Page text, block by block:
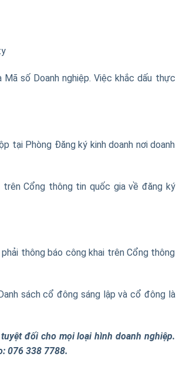
số Doanh nghiệp. Việc khắc dấu thực
tại Phòng Đăng ký kinh doanh nơi doanh
Cổng thông tin quốc gia về đăng ký
thông báo công khai trên Cổng thông
sách cổ đông sáng lập và cổ đông là
đối cho mọi loại hình doanh nghiệp.
076 338 7788.